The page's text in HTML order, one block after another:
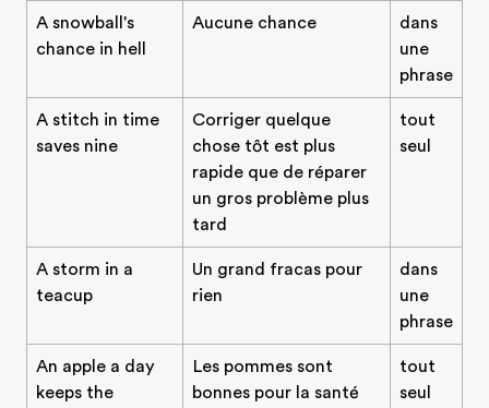
A snowball's
chance in hell
Aucune chance
dans
une
phrase
A stitch in time
saves nine
Corriger quelque
chose tôt est plus
rapide que de réparer
un gros problème plus
tard
tout
seul
A storm in a
teacup
Un grand fracas pour
rien
dans
une
phrase
An apple a day
keeps the
Les pommes sont
bonnes pour la santé
tout
seul